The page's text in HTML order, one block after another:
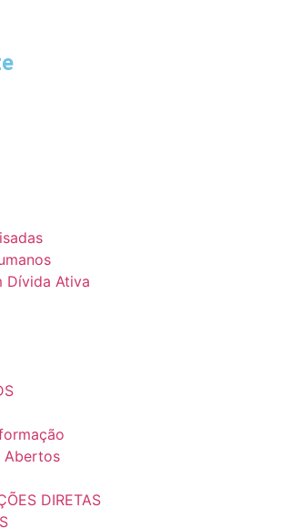
Dívida Ativa
Abertos
DIRETAS